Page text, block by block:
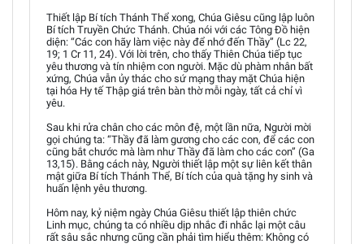
Thiết lập Bí tích Thánh Thể xong, Chúa Giêsu cũng lập luôn
Bí tích Truyền Chức Thánh. Chúa nói với các Tông Đồ hiện
diện: “Các con hãy làm việc này để nhớ đến Thầy” (Lc 22,
19; 1 Cr 11, 24). Với lời trên, cho thấy Thiên Chúa tiếp tục
yêu thương và tín nhiệm con người. Mặc dù phàm nhân bất
xứng, Chúa vẫn ủy thác cho sứ mạng thay mặt Chúa hiện
tại hóa Hy tế Thập giá trên bàn thờ mỗi ngày, tất cả chỉ vì
yêu.
Sau khi rửa chân cho các môn đệ, một lần nữa, Người mời
gọi chúng ta: “Thầy đã làm gương cho các con, để các con
cũng bắt chước mà làm như Thầy đã làm cho các con” (Ga
13,15). Bằng cách này, Người thiết lập một sự liên kết thân
mật giữa Bí tích Thánh Thể, Bí tích của quà tặng hy sinh và
huấn lệnh yêu thương.
Hôm nay, kỷ niệm ngày Chúa Giêsu thiết lập thiên chức
Linh mục, chúng ta có nhiều dịp nhắc đi nhắc lại một câu
rất sâu sắc nhưng cũng cần phải tìm hiểu thêm: Không có